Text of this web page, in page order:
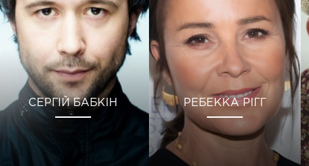
СЕРГІЙ БАБКІН РЕБЕККА РІГГ